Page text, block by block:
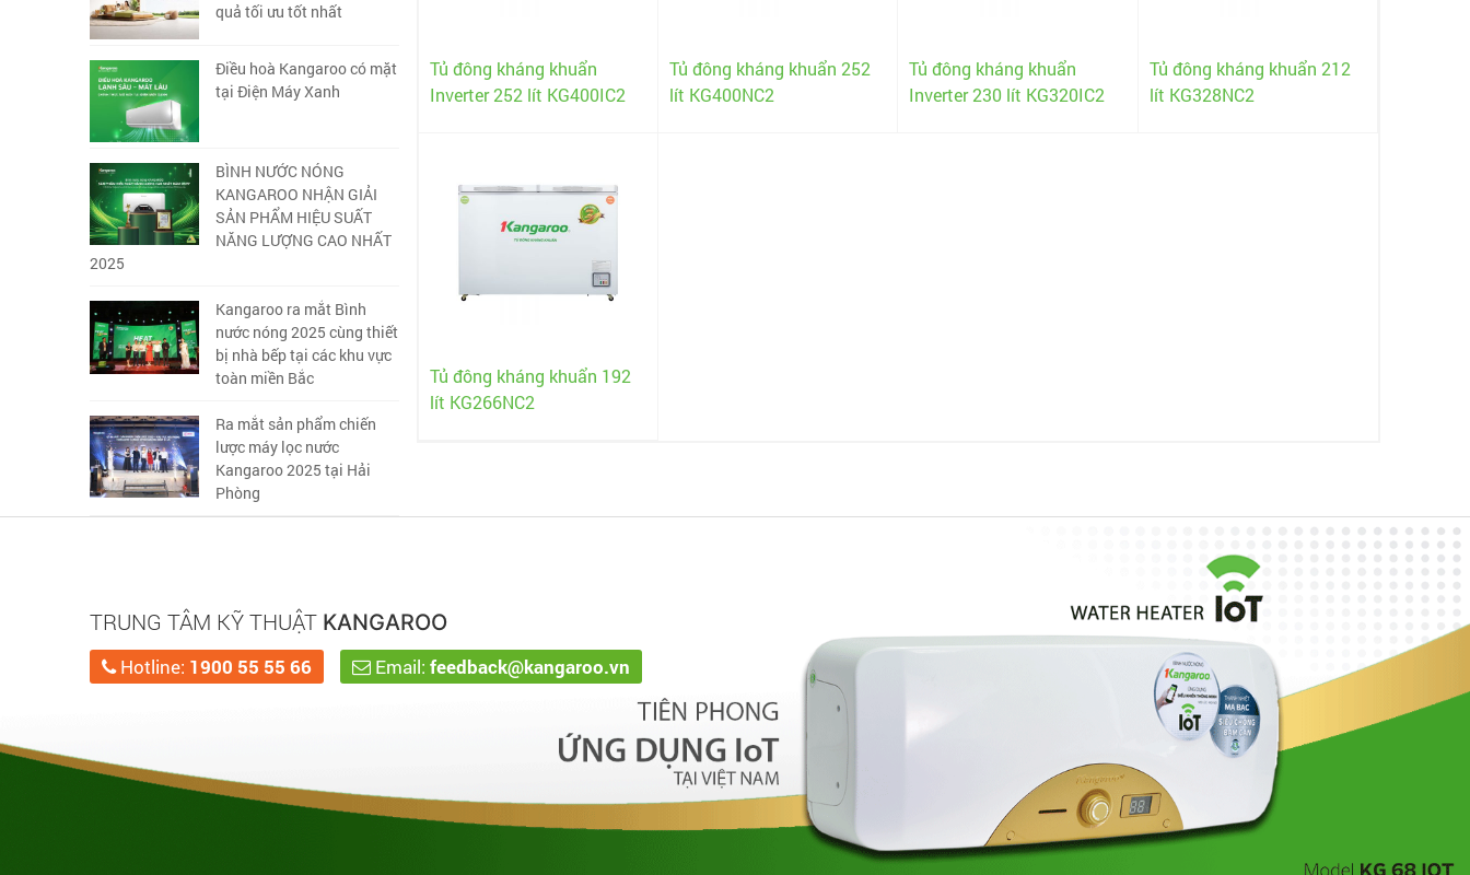
quả tối ưu tốt nhất
Điều hoà Kangaroo có mặt
tại Điện Máy Xanh
BÌNH NƯỚC NÓNG
KANGAROO NHẬN GIẢI
SẢN PHẨM HIỆU SUẤT
NĂNG LƯỢNG CAO NHẤT
2025
Kangaroo ra mắt Bình
nước nóng 2025 cùng thiết
bị nhà bếp tại các khu vực
toàn miền Bắc
Ra mắt sản phẩm chiến
lược máy lọc nước
Kangaroo 2025 tại Hải
Phòng
Tủ đông kháng khuẩn
Inverter 252 lít KG400IC2
Tủ đông kháng khuẩn 252
lít KG400NC2
Tủ đông kháng khuẩn
Inverter 230 lít KG320IC2
Tủ đông kháng khuẩn 212
lít KG328NC2
Tủ đông kháng khuẩn 192
lít KG266NC2
TRUNG TÂM KỸ THUẬT KANGAROO
Hotline: 1900 55 55 66 Email:feedback@kangaroo.vn